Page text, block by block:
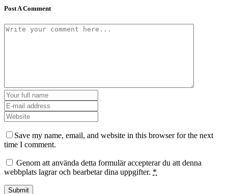
Post A Comment
Save my name, email, and website in this browser for the next
time I comment.
Genom att använda detta formulär accepterar du att denna
webbplats lagrar och bearbetar dina uppgifter. *